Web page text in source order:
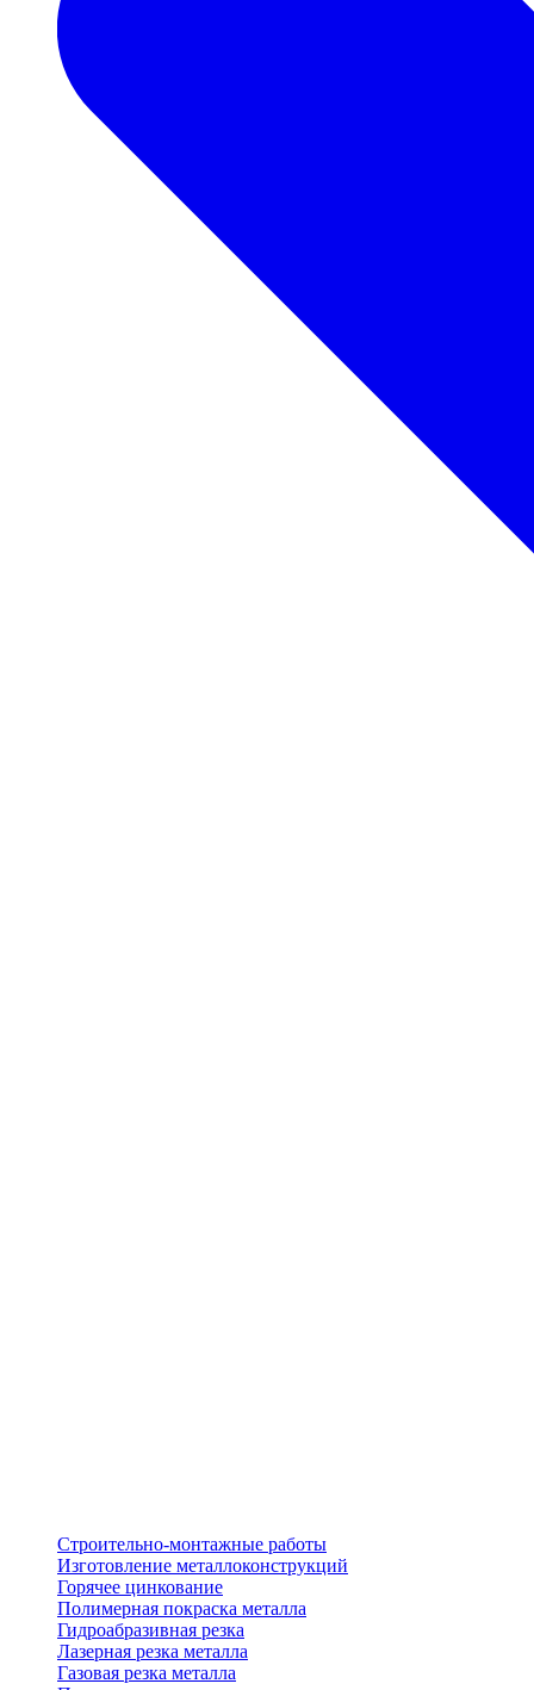
Строительно-монтажные работы
Изготовление металлоконструкций
Горячее цинкование
Полимерная покраска металла
Гидроабразивная резка
Лазерная резка металла
Газовая резка металла